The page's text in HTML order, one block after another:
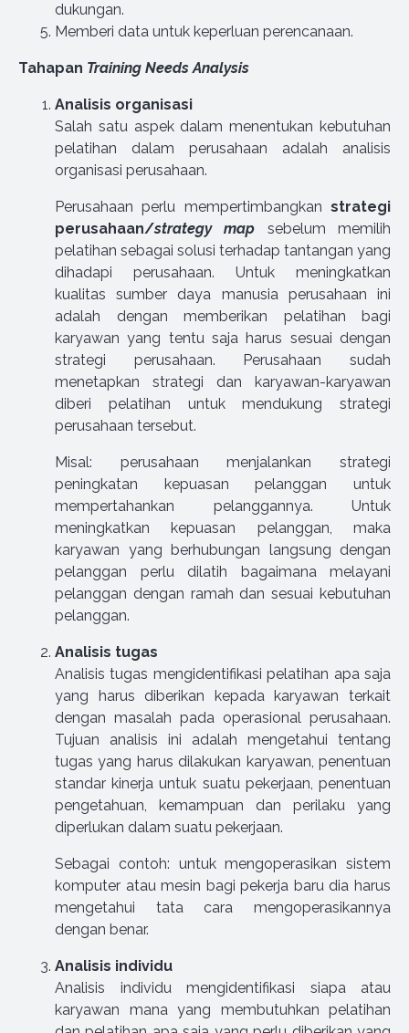
dukungan.
Memberi data untuk keperluan perencanaan.
Tahapan Training Needs Analysis
Analisis organisasi
Salah satu aspek dalam menentukan kebutuhan
pelatihan dalam perusahaan adalah analisis
organisasi perusahaan.
Perusahaan perlu mempertimbangkan strategi
perusahaan/strategy map sebelum memilih
pelatihan sebagai solusi terhadap tantangan yang
dihadapi perusahaan. Untuk meningkatkan
kualitas sumber daya manusia perusahaan ini
adalah dengan memberikan pelatihan bagi
karyawan yang tentu saja harus sesuai dengan
strategi perusahaan. Perusahaan sudah
menetapkan strategi dan karyawan-karyawan
diberi pelatihan untuk mendukung strategi
perusahaan tersebut.
Misal: perusahaan menjalankan strategi
peningkatan kepuasan pelanggan untuk
mempertahankan pelanggannya. Untuk
meningkatkan kepuasan pelanggan, maka
karyawan yang berhubungan langsung dengan
pelanggan perlu dilatih bagaimana melayani
pelanggan dengan ramah dan sesuai kebutuhan
pelanggan.
Analisis tugas
Analisis tugas mengidentifikasi pelatihan apa saja
yang harus diberikan kepada karyawan terkait
dengan masalah pada operasional perusahaan.
Tujuan analisis ini adalah mengetahui tentang
tugas yang harus dilakukan karyawan, penentuan
standar kinerja untuk suatu pekerjaan, penentuan
pengetahuan, kemampuan dan perilaku yang
diperlukan dalam suatu pekerjaan.
Sebagai contoh: untuk mengoperasikan sistem
komputer atau mesin bagi pekerja baru dia harus
mengetahui tata cara mengoperasikannya
dengan benar.
Analisis individu
Analisis individu mengidentifikasi siapa atau
karyawan mana yang membutuhkan pelatihan